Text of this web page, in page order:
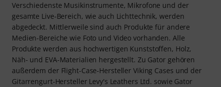
Verschiedenste Musikinstrumente, Mikrofone und der
gesamte Live-Bereich, wie auch Lichttechnik, werden
abgedeckt. Mittlerweile sind auch Produkte für andere
Medien-Bereiche wie Foto und Video vorhanden. Alle
Produkte werden aus hochwertigen Kunststoffen, Holz,
Näh- und EVA-Materialien hergestellt. Zu Gator gehören
außerdem der Flight-Case-Hersteller Viking Cases und der
Gitarrengurt-Hersteller Levy's Leathers Ltd. sowie Gator